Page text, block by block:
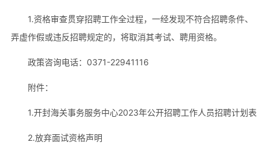
1.资格审查贯穿招聘工作全过程，一经发现不符合招聘条件、
弄虚作假或违反招聘规定的，将取消其考试、聘用资格。
政策咨询电话：0371-22941116
附件：
1.开封海关事务服务中心2023年公开招聘工作人员招聘计划表
2.放弃面试资格声明